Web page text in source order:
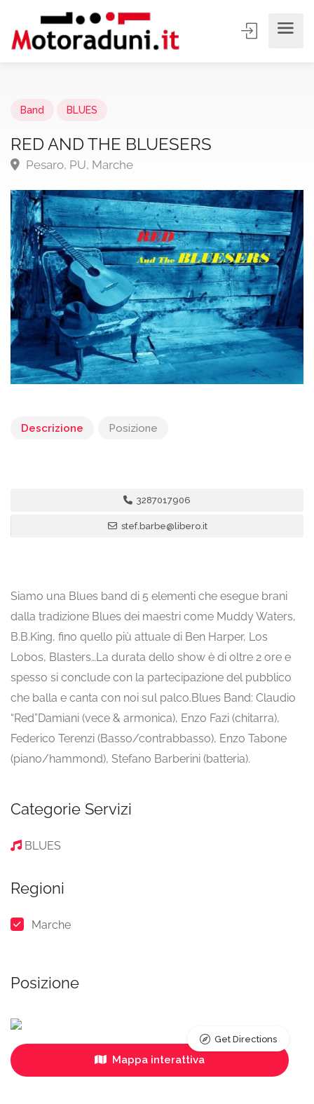
Band BLUES
RED AND THE BLUESERS
Pesaro, PU, Marche
Descrizione Posizione
3287017906
stef.barbe@libero.it
Siamo una Blues band di 5 elementi che esegue brani
dalla tradizione Blues dei maestri come Muddy Waters,
B.B.King, fino quello più attuale di Ben Harper, Los
Lobos, Blasters…La durata dello show è di oltre 2 ore e
spesso si conclude con la partecipazione del pubblico
che balla e canta con noi sul palco.Blues Band: Claudio
“Red”Damiani (vece & armonica), Enzo Fazi (chitarra),
Federico Terenzi (Basso/contrabbasso), Enzo Tabone
(piano/hammond), Stefano Barberini (batteria).
Categorie Servizi
BLUES
Regioni
Marche
Posizione
Mappa interattiva
Get Directions